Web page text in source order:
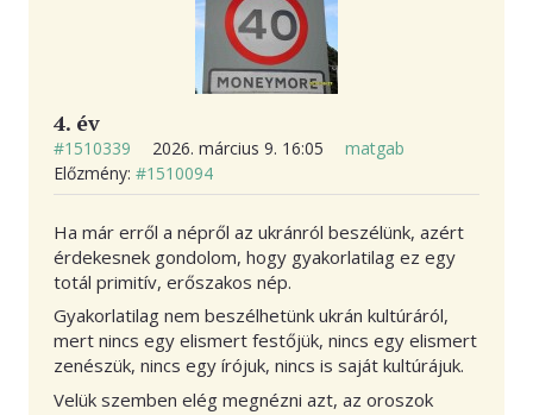
4. év
#1510339 2026. március 9. 16:05
matgab
Előzmény: #1510094
Ha már erről a népről az ukránról beszélünk, azért
érdekesnek gondolom, hogy gyakorlatilag ez egy
totál primitív, erőszakos nép.
Gyakorlatilag nem beszélhetünk ukrán kultúráról,
mert nincs egy elismert festőjük, nincs egy elismert
zenészük, nincs egy írójuk, nincs is saját kultúrájuk.
Velük szemben elég megnézni azt, az oroszok